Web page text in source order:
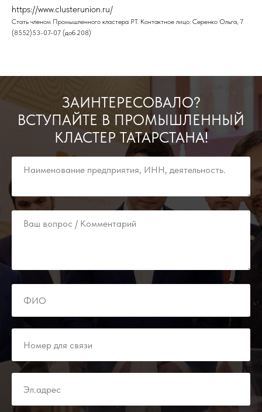
https://www.clusterunion.ru/
Стать членом Промышленного кластера РТ. Контактное лицо: Серенко Ольга, 7
(8552)53-07-07 (доб.208)
ЗАИНТЕРЕСОВАЛО?
ВСТУПАЙТЕ В ПРОМЫШЛЕННЫЙ
КЛАСТЕР ТАТАРСТАНА!